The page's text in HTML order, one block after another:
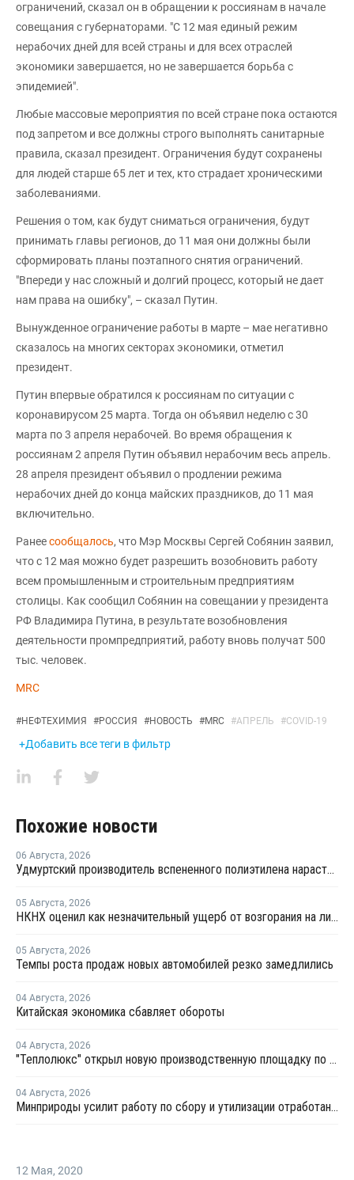
ограничений, сказал он в обращении к россиянам в начале
совещания с губернаторами. "С 12 мая единый режим
нерабочих дней для всей страны и для всех отраслей
экономики завершается, но не завершается борьба с
эпидемией".
Любые массовые мероприятия по всей стране пока остаются
под запретом и все должны строго выполнять санитарные
правила, сказал президент. Ограничения будут сохранены
для людей старше 65 лет и тех, кто страдает хроническими
заболеваниями.
Решения о том, как будут сниматься ограничения, будут
принимать главы регионов, до 11 мая они должны были
сформировать планы поэтапного снятия ограничений.
"Впереди у нас сложный и долгий процесс, который не дает
нам права на ошибку", – сказал Путин.
Вынужденное ограничение работы в марте – мае негативно
сказалось на многих секторах экономики, отметил
президент.
Путин впервые обратился к россиянам по ситуации с
коронавирусом 25 марта. Тогда он объявил неделю с 30
марта по 3 апреля нерабочей. Во время обращения к
россиянам 2 апреля Путин объявил нерабочим весь апрель.
28 апреля президент объявил о продлении режима
нерабочих дней до конца майских праздников, до 11 мая
включительно.
Ранеесообщалось, что Мэр Москвы Сергей Собянин заявил,
что с 12 мая можно будет разрешить возобновить работу
всем промышленным и строительным предприятиям
столицы. Как сообщил Собянин на совещании у президента
РФ Владимира Путина, в результате возобновления
деятельности промпредприятий, работу вновь получат 500
тыс. человек.
MRC
#НЕФТЕХИМИЯ #РОССИЯ #НОВОСТЬ #MRC #АПРЕЛЬ #COVID-19
+Добавить все теги в фильтр
Похожие новости
06 Августа, 2026
Удмуртский производитель вспененного полиэтилена нарастит выпуск на 15%
05 Августа, 2026
НКНХ оценил как незначительный ущерб от возгорания на линии полистирола
05 Августа, 2026
Темпы роста продаж новых автомобилей резко замедлились
04 Августа, 2026
Китайская экономика сбавляет обороты
04 Августа, 2026
"Теплолюкс" открыл новую производственную площадку по выпуску инженерных систем
04 Августа, 2026
Минприроды усилит работу по сбору и утилизации отработанных шин
12 Мая, 2020